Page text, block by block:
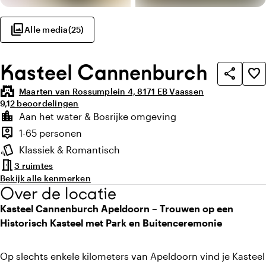
photo_libraryAlle media(25)
Kasteel Cannenburch share
favorite_border
castle Maarten van Rossumplein 4, 8171 EB Vaassen
Gemiddelde beoordeling van 9,1 uit 10
9,1Aantal beoordelingen: 2
2 beoordelingen
Highlights
location_city
Locatie en omgeving
Aan het water & Bosrijke omgeving
person_pin
Capaciteit
1-65 personen
style
Sfeer en uitstraling
Klassiek & Romantisch
meeting_room3 ruimtes
Bekijk alle kenmerken
Over de locatie
Kasteel Cannenburch Apeldoorn – Trouwen op een
Historisch Kasteel met Park en Buitenceremonie
Op slechts enkele kilometers van Apeldoorn vind je Kasteel